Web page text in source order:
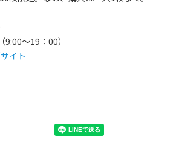
～19：00）
イト